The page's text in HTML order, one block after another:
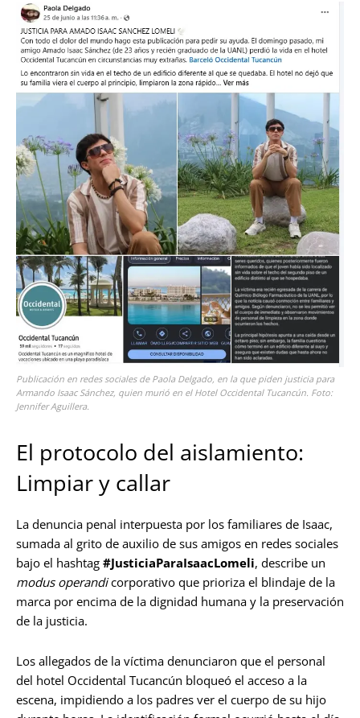
Publicación en redes sociales de Paola Delgado, en la que piden justicia para
Armando Isaac Sánchez, quien murió en el Hotel Occidental Tucancún. Foto:
Jennifer Aguillera.
El protocolo del aislamiento:
Limpiar y callar
La denuncia penal interpuesta por los familiares de Isaac,
sumada al grito de auxilio de sus amigos en redes sociales
bajo el hashtag #JusticiaParaIsaacLomeli, describe un
modus operandicorporativo que prioriza el blindaje de la
marca por encima de la dignidad humana y la preservación
de la justicia.
Los allegados de la víctima denunciaron que el personal
del hotel Occidental Tucancún bloqueó el acceso a la
escena, impidiendo a los padres ver el cuerpo de su hijo